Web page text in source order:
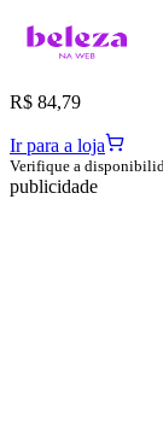
R$ 84,79
Ir para a loja
Verifique a
publicidade